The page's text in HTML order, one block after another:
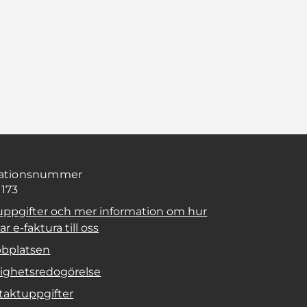
och mer information om hur
e-faktura till oss